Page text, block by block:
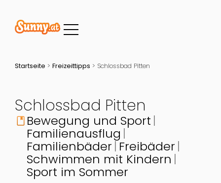
Startseite > Freizeittipps > Schlossbad Pitten
Schlossbad Pitten
book Bewegung und Sport
Familienausflug
Familienbäder Freibäder
Schwimmen mit Kindern
Sport im Sommer